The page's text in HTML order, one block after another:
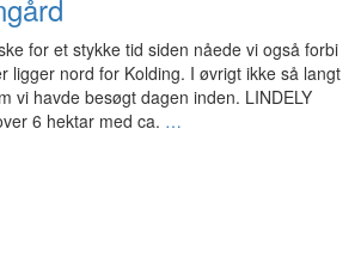
for et stykke tid siden nåede vi også forbi
ligger nord for Kolding. I øvrigt ikke så langt
vi havde besøgt dagen inden. LINDELY
6 hektar med ca. …